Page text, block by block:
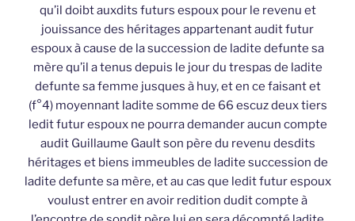
qu’il doibt auxdits futurs espoux pour le revenu et
jouissance des héritages appartenant audit futur
espoux à cause de la succession de ladite defunte sa
mère qu’il a tenus depuis le jour du trespas de ladite
defunte sa femme jusques à huy, et en ce faisant et
(f°4) moyennant ladite somme de 66 escuz deux tiers
ledit futur espoux ne pourra demander aucun compte
audit Guillaume Gault son père du revenu desdits
héritages et biens immeubles de ladite succession de
ladite defunte sa mère, et au cas que ledit futur espoux
voulust entrer en avoir redition dudit compte à